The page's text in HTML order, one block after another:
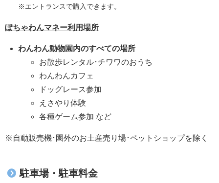
※エントランスで購入できます。
ぽちゃわんマネー利用場所
わんわん動物園内のすべての場所
お散歩レンタル･チワワのおうち
わんわんカフェ
ドッグレース参加
えさやり体験
各種ゲーム参加 など
※自動販売機･園外のお土産売り場･ペットショップを除く
駐車場・駐車料金